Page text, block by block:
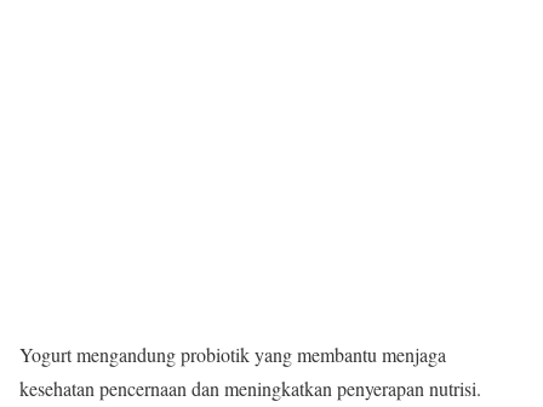
Yogurt mengandung probiotik yang membantu menjaga
kesehatan pencernaan dan meningkatkan penyerapan nutrisi.